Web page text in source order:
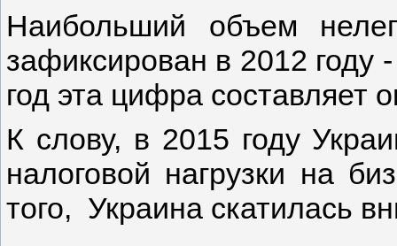
Наибольший объем
зафиксирован в 2012
год эта цифра составляет
К слову, в 2015 году
налоговой нагрузки на
того, Украина скатилась